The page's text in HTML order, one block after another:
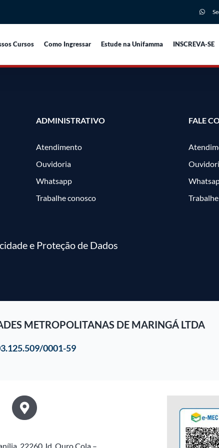
Cursos Como Ingressar Estude na Unifamma INSCREVA-SE
ADMINISTRATIVO
Atendimento
Ouvidoria
Whatsapp
Trabalhe conosco
FALE
e Proteção de Dados
METROPOLITANAS DE MARINGÁ LTDA
0001-59
22260 Jd. Ouro Cola –